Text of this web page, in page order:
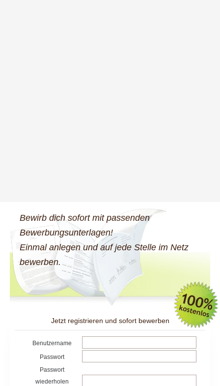
Bewirb dich sofort mit passenden
Bewerbungsunterlagen!
Einmal anlegen und auf jede Stelle im Netz
bewerben.
Jetzt registrieren und sofort bewerben
Benutzername
Passwort
Passwort
wiederholen